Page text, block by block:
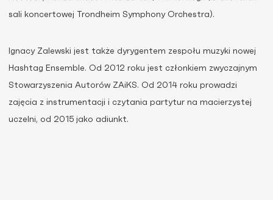
sali koncertowej Trondheim Symphony Orchestra).
Ignacy Zalewski jest także dyrygentem zespołu muzyki nowej
Hashtag Ensemble. Od 2012 roku jest członkiem zwyczajnym
Stowarzyszenia Autorów ZAiKS. Od 2014 roku prowadzi
zajęcia z instrumentacji i czytania partytur na macierzystej
uczelni, od 2015 jako adiunkt.